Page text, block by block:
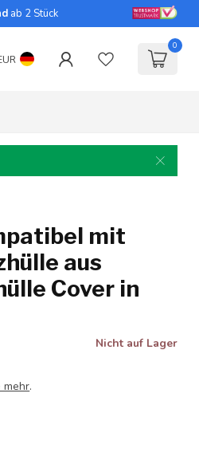
ab 2 Stück
0
mit
aus
Cover in
Nicht auf Lager
mehr.